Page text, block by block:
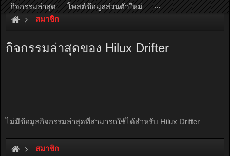
สมาชิก
กิจกรรมล่าสุดของ Hilux Drifter
ไม่มีข้อมูลกิจกรรมล่าสุดที่สามารถใช้ได้สำหรับ Hilux Drifter
สมาชิก
กิจกรรมล่าสุด โพสต์ข้อมูลส่วนตัวใหม่ ...